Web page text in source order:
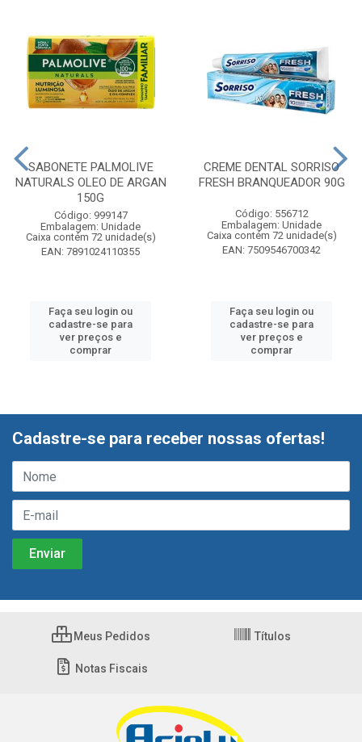
SABONETE PALMOLIVE
NATURALS OLEO DE ARGAN
150G
Código: 999147
Embalagem: Unidade
Caixa contém 72 unidade(s)
EAN: 7891024110355
Faça seu login ou
cadastre-se para
ver preços e
comprar
CREME DENTAL SORRISO
FRESH BRANQUEADOR 90G
Código: 556712
Embalagem: Unidade
Caixa contém 72 unidade(s)
EAN: 7509546700342
Faça seu login ou
cadastre-se para
ver preços e
comprar
Cadastre-se para receber nossas ofertas!
Meus Pedidos Títulos
Notas Fiscais